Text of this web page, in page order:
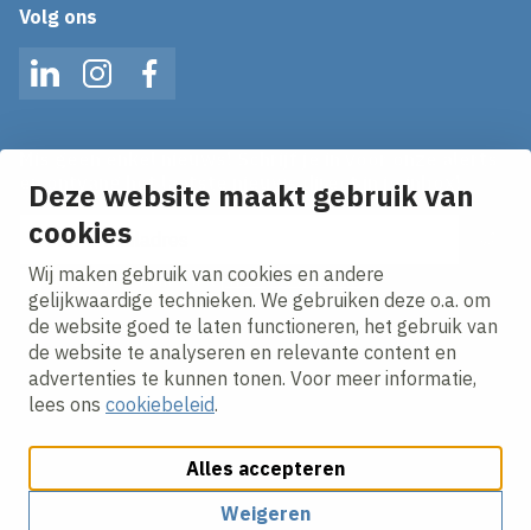
Deze website maakt gebruik van
cookies
Wij maken gebruik van cookies en andere
gelijkwaardige technieken. We gebruiken deze o.a. om
de website goed te laten functioneren, het gebruik van
de website te analyseren en relevante content en
advertenties te kunnen tonen. Voor meer informatie,
lees ons cookiebeleid.
Alles accepteren
Weigeren
Volg ons
LinkedInInstagramFacebook
en ontvang het laatste nieuws direct in je inbox!
E-mailadres
Ik ga akkoord met hetprivacy statement.
Cookies aanpassenCookie beleidPrivacy policy